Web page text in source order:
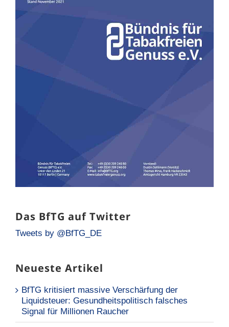
Das BfTG auf Twitter
Tweets by @BfTG_DE
Neueste Artikel
BfTG kritisiert massive Verschärfung der
Liquidsteuer: Gesundheitspolitisch falsches
Signal für Millionen Raucher